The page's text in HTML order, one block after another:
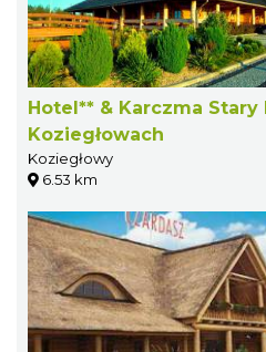
Hotel** & Karczma Stary
Koziegłowach
Koziegłowy
6.53 km